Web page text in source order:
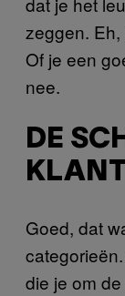
zeggen. Eh,
Of je een
nee.
DE
KLANT
Goed, dat
die je om